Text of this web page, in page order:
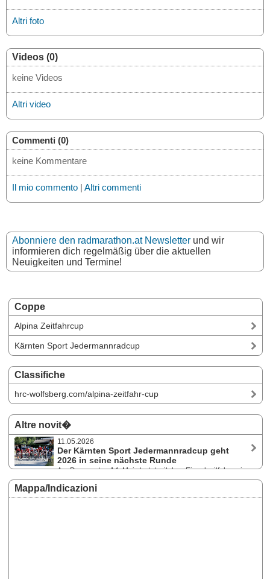
Coppe
Alpina Zeitfahrcup
Kärnten Sport Jedermannradcup
Classifiche
hrc-wolfsberg.com/alpina-zeitfahr-cup
Altre novit�
11.05.2026
Der Kärnten Sport Jedermannradcup geht
2026 in seine nächste Runde
Am Donnerstag 14. Mai startet mit dem Einzelzeitfahren in
Lavamünd bereits zum 22. Mal der sehr beliebte Jedermannradcup in
Kärnten. Insgesamt gibt es bis Oktober wieder zehn Veranstaltungen.
Saisonkarte für neun oder für alle zehn Bewerbe.
Mappa/Indicazioni
Altri foto
Videos (0)
keine Videos
Altri video
Commenti (0)
keine Kommentare
Il mio commento | Altri commenti
Abonniere den radmarathon.at Newsletter und wir
informieren dich regelmäßig über die aktuellen
Neuigkeiten und Termine!